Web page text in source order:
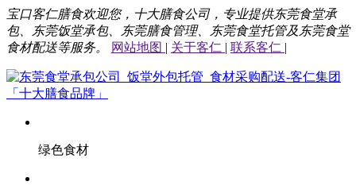
宝口客仁膳食欢迎您，十大膳食公司，专业提供东莞食堂承
包、东莞饭堂承包、东莞膳食管理、东莞食堂托管及东莞食堂
食材配送等服务。
网站地图 | 关于客仁 | 联系客仁 |
绿色食材